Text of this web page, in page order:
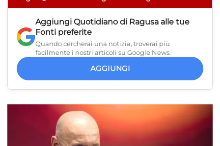
Aggiungi Quotidiano di Ragusa alle tue
Fonti preferite
Quando cercherai una notizia, troverai più
facilmente i nostri articoli su Google News.
AGGIUNGI